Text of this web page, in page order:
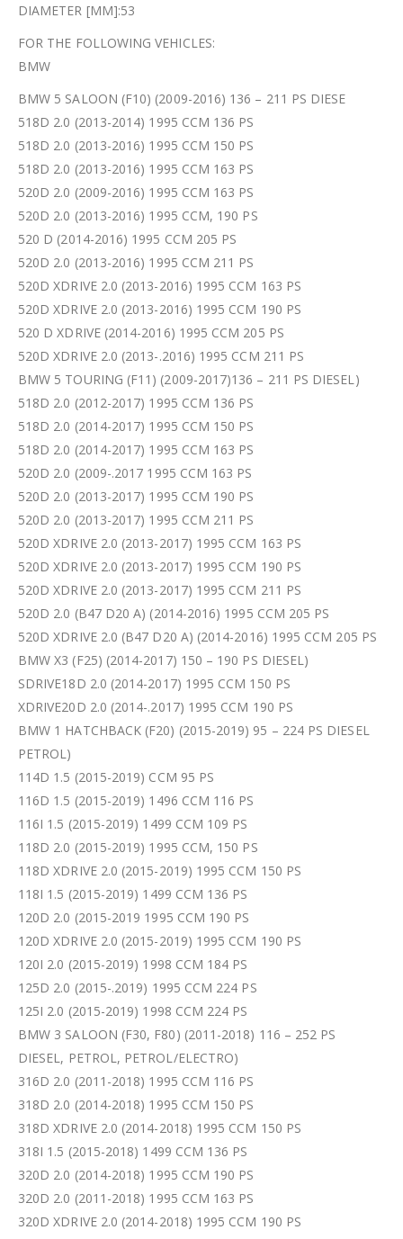
DIAMETER [MM]:53
FOR THE FOLLOWING VEHICLES:
BMW
BMW 5 SALOON (F10) (2009-2016) 136 – 211 PS DIESE
518D 2.0 (2013-2014) 1995 CCM 136 PS
518D 2.0 (2013-2016) 1995 CCM 150 PS
518D 2.0 (2013-2016) 1995 CCM 163 PS
520D 2.0 (2009-2016) 1995 CCM 163 PS
520D 2.0 (2013-2016) 1995 CCM, 190 PS
520 D (2014-2016) 1995 CCM 205 PS
520D 2.0 (2013-2016) 1995 CCM 211 PS
520D XDRIVE 2.0 (2013-2016) 1995 CCM 163 PS
520D XDRIVE 2.0 (2013-2016) 1995 CCM 190 PS
520 D XDRIVE (2014-2016) 1995 CCM 205 PS
520D XDRIVE 2.0 (2013-.2016) 1995 CCM 211 PS
BMW 5 TOURING (F11) (2009-2017)136 – 211 PS DIESEL)
518D 2.0 (2012-2017) 1995 CCM 136 PS
518D 2.0 (2014-2017) 1995 CCM 150 PS
518D 2.0 (2014-2017) 1995 CCM 163 PS
520D 2.0 (2009-.2017 1995 CCM 163 PS
520D 2.0 (2013-2017) 1995 CCM 190 PS
520D 2.0 (2013-2017) 1995 CCM 211 PS
520D XDRIVE 2.0 (2013-2017) 1995 CCM 163 PS
520D XDRIVE 2.0 (2013-2017) 1995 CCM 190 PS
520D XDRIVE 2.0 (2013-2017) 1995 CCM 211 PS
520D 2.0 (B47 D20 A) (2014-2016) 1995 CCM 205 PS
520D XDRIVE 2.0 (B47 D20 A) (2014-2016) 1995 CCM 205 PS
BMW X3 (F25) (2014-2017) 150 – 190 PS DIESEL)
SDRIVE18D 2.0 (2014-2017) 1995 CCM 150 PS
XDRIVE20D 2.0 (2014-.2017) 1995 CCM 190 PS
BMW 1 HATCHBACK (F20) (2015-2019) 95 – 224 PS DIESEL
PETROL)
114D 1.5 (2015-2019) CCM 95 PS
116D 1.5 (2015-2019) 1496 CCM 116 PS
116I 1.5 (2015-2019) 1499 CCM 109 PS
118D 2.0 (2015-2019) 1995 CCM, 150 PS
118D XDRIVE 2.0 (2015-2019) 1995 CCM 150 PS
118I 1.5 (2015-2019) 1499 CCM 136 PS
120D 2.0 (2015-2019 1995 CCM 190 PS
120D XDRIVE 2.0 (2015-2019) 1995 CCM 190 PS
120I 2.0 (2015-2019) 1998 CCM 184 PS
125D 2.0 (2015-.2019) 1995 CCM 224 PS
125I 2.0 (2015-2019) 1998 CCM 224 PS
BMW 3 SALOON (F30, F80) (2011-2018) 116 – 252 PS
DIESEL, PETROL, PETROL/ELECTRO)
316D 2.0 (2011-2018) 1995 CCM 116 PS
318D 2.0 (2014-2018) 1995 CCM 150 PS
318D XDRIVE 2.0 (2014-2018) 1995 CCM 150 PS
318I 1.5 (2015-2018) 1499 CCM 136 PS
320D 2.0 (2014-2018) 1995 CCM 190 PS
320D 2.0 (2011-2018) 1995 CCM 163 PS
320D XDRIVE 2.0 (2014-2018) 1995 CCM 190 PS